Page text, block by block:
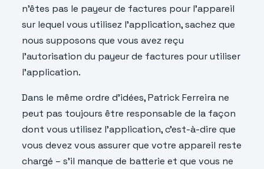
n’êtes pas le payeur de factures pour l’appareil
sur lequel vous utilisez l’application, sachez que
nous supposons que vous avez reçu
l’autorisation du payeur de factures pour utiliser
l’application.
Dans le même ordre d’idées, Patrick Ferreira ne
peut pas toujours être responsable de la façon
dont vous utilisez l’application, c’est-à-dire que
vous devez vous assurer que votre appareil reste
chargé – s’il manque de batterie et que vous ne